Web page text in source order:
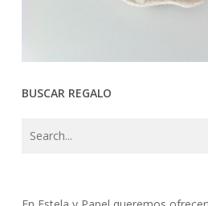
BUSCAR REGALO